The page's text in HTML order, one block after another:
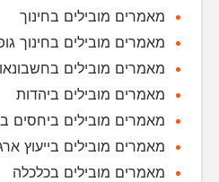
מאמרים מובילים בחינוך
מאמרים מובילים בחינוך
מאמרים מובילים
מאמרים מובילים ביהדות
מאמרים מובילים ביחסים
מאמרים מובילים בייעוץ
מאמרים מובילים בכלכלה